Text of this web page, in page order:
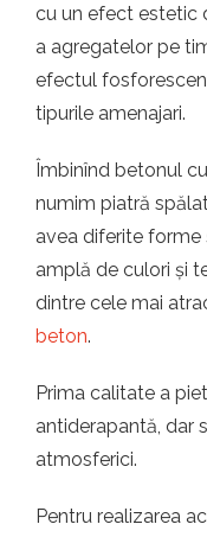
cu un efect estetic
a agregatelor pe
efectul
tipurile amenajari.
Îmbinînd betonul
numim piatră
avea diferite forme
amplă de culori și
dintre cele mai
beton.
Prima calitate a
antiderapantă, dar
atmosferici.
Pentru realizarea